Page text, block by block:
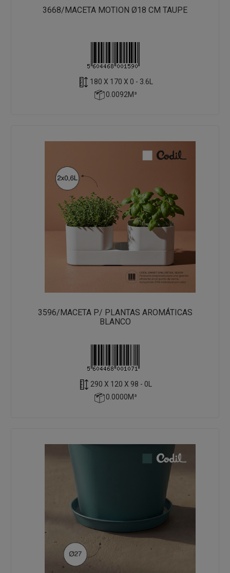
3668/MACETA MOTION Ø18 CM TAUPE
180 X 170 X 0 - 3.6L
0.0092M³
3596/MACETA P/ PLANTAS AROMÁTICAS
BLANCO
290 X 120 X 98 - 0L
0.0000M³